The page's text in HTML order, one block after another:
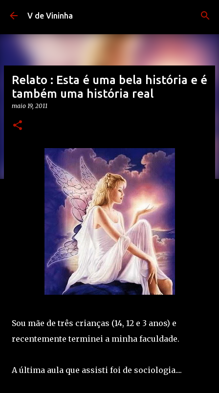
Pular para o conteúdo principal
V de Vininha
Relato : Esta é uma bela história e é
também uma história real
maio 19, 2011
Sou mãe de três crianças (14, 12 e 3 anos) e
recentemente terminei a minha faculdade.
A última aula que assisti foi de sociologia....